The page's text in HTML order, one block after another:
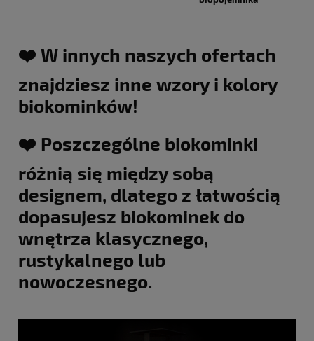
❤️ W innych naszych ofertach
znajdziesz inne wzory i kolory
biokominków!
❤️ Poszczególne biokominki
różnią się między sobą
designem, dlatego z łatwością
dopasujesz biokominek do
wnętrza klasycznego,
rustykalnego lub
nowoczesnego.